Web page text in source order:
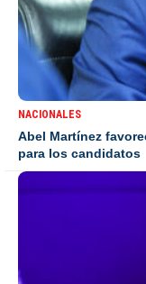
NACIONALES
Abel Martínez
para los candidatos